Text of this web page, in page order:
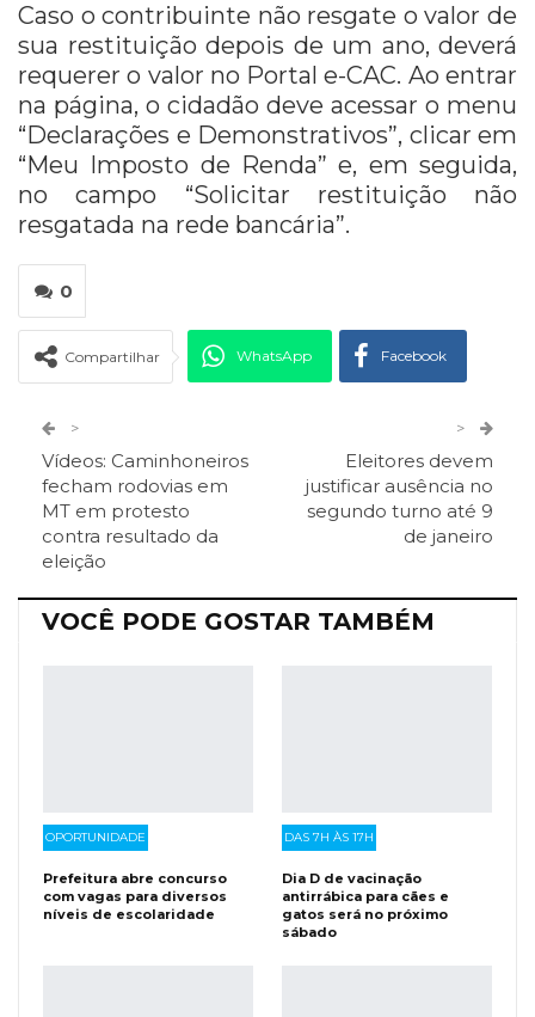
Caso o contribuinte não resgate o valor de
sua restituição depois de um ano, deverá
requerer o valor no Portal e-CAC. Ao entrar
na página, o cidadão deve acessar o menu
“Declarações e Demonstrativos”, clicar em
“Meu Imposto de Renda” e, em seguida,
no campo “Solicitar restituição não
resgatada na rede bancária”.
0
Compartilhar WhatsApp Facebook
ReddIt Telegram
Facebook Messenger O email
>
Vídeos: Caminhoneiros
fecham rodovias em
MT em protesto
contra resultado da
eleição
>
Eleitores devem
justificar ausência no
segundo turno até 9
de janeiro
VOCÊ PODE GOSTAR TAMBÉM
OPORTUNIDADE
Prefeitura abre concurso
com vagas para diversos
níveis de escolaridade
DAS 7H ÀS 17H
Dia D de vacinação
antirrábica para cães e
gatos será no próximo
sábado